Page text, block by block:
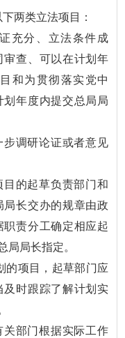
两类立法项目：
充分、立法条件成
查、可以在计划年
和为贯彻落实党中
年度内提交总局局
步调研论证或者意见
的起草负责部门和
长交办的规章由政
责分工确定相应起
局局长指定。
的项目，起草部门应
及时跟踪了解计划实
部门根据实际工作